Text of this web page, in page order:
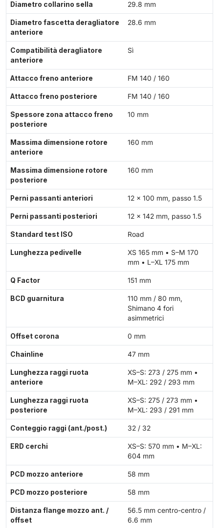
Diametro collarino sella 29.8 mm
Diametro fascetta deragliatore
anteriore
28.6 mm
Compatibilità deragliatore
anteriore
Sì
Attacco freno anteriore FM 140 / 160
Attacco freno posteriore FM 140 / 160
Spessore zona attacco freno
posteriore
10 mm
Massima dimensione rotore
anteriore
160 mm
Massima dimensione rotore
posteriore
160 mm
Perni passanti anteriori 12 × 100 mm, passo 1.5
Perni passanti posteriori 12 × 142 mm, passo 1.5
Standard test ISO Road
Lunghezza pedivelle
XS 165 mm • S–M 170
mm • L–XL 175 mm
Q Factor 151 mm
BCD guarnitura
110 mm / 80 mm,
Shimano 4 fori
asimmetrici
Offset corona 0 mm
Chainline 47 mm
Lunghezza raggi ruota
anteriore
XS–S: 273 / 275 mm •
M–XL: 292 / 293 mm
Lunghezza raggi ruota
posteriore
XS–S: 275 / 273 mm •
M–XL: 293 / 291 mm
Conteggio raggi (ant./post.) 32 / 32
ERD cerchi
XS–S: 570 mm • M–XL:
604 mm
PCD mozzo anteriore 58 mm
PCD mozzo posteriore 58 mm
Distanza flange mozzo ant. /
offset
56.5 mm centro-centro /
6.6 mm